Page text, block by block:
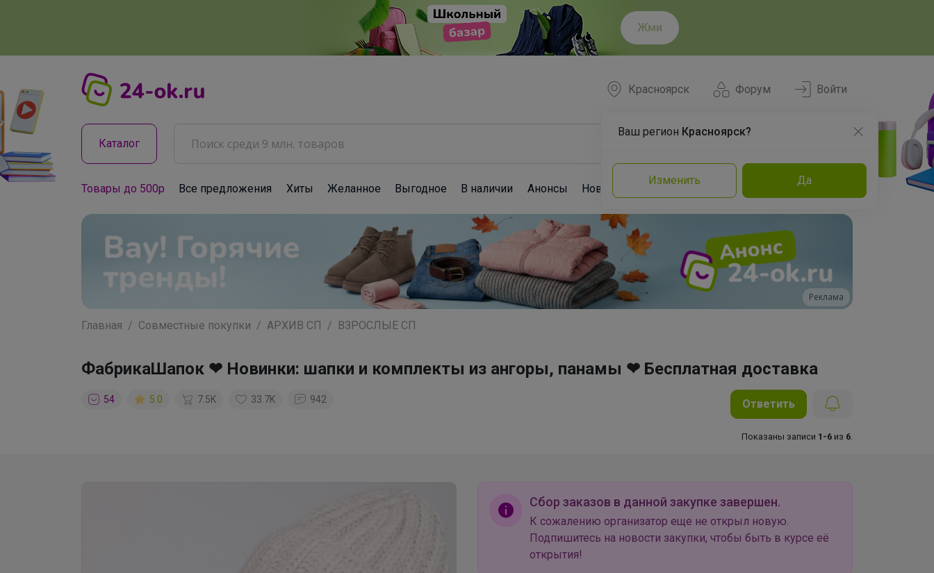
Жми
Форум
Красноярск
Ваш регион Красноярск?
Изменить Да
Войти
Каталог
Товары до 500р Все предложения Хиты Желанное Выгодное В наличии Анонсы Новости Команда Эксперты
Реклама
Главная Совместные покупки АРХИВ СП ВЗРОСЛЫЕ СП
ФабрикаШапок ❤ Новинки: шапки и комплекты из ангоры, панамы ❤ Бесплатная доставка
54 5.0 7.5K 33.7K 942 Ответить
Показаны записи 1-6 из 6
Сбор заказов в данной закупке завершен.
К сожалению организатор еще не открыл новую.
Подпишитесь на новости закупки, чтобы быть в курсе её
открытия!